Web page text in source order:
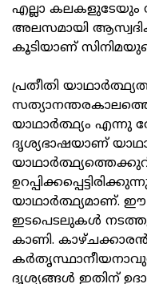
എല്ലാ കലകളുടേയും
അലസമായി
കൂടിയാണ്
പ്രതീതി
യാഥാർത്ഥ്യം എന്നു
ദൃശ്യഭാഷയാണ്
യാഥാർത്ഥ്യമാണ്.
ഇടപെടലുകൾ
കാണി.
ദൃശ്യങ്ങൾ ഇതിന്